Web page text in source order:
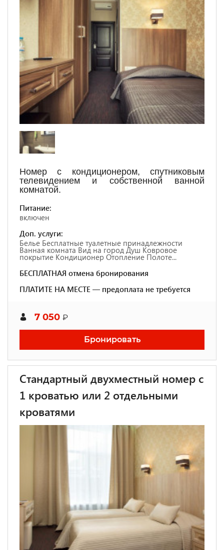
Номер с кондиционером, спутниковым
телевидением и собственной ванной
комнатой.
Питание:
включен
Доп. услуги:
Белье Бесплатные туалетные принадлежности
Ванная комната Вид на город Душ Ковровое
покрытие Кондиционер Отопление Полоте...
БЕСПЛАТНАЯ отмена бронирования
ПЛАТИТЕ НА МЕСТЕ — предоплата не требуется
7 050 ₽
Бронировать
Стандартный двухместный номер с
1 кроватью или 2 отдельными
кроватями